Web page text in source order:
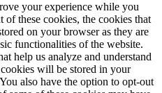
your experience while you
these cookies, the cookies that
on your browser as they are
functionalities of the website.
help us analyze and understand
will be stored in your
also have the option to opt-out